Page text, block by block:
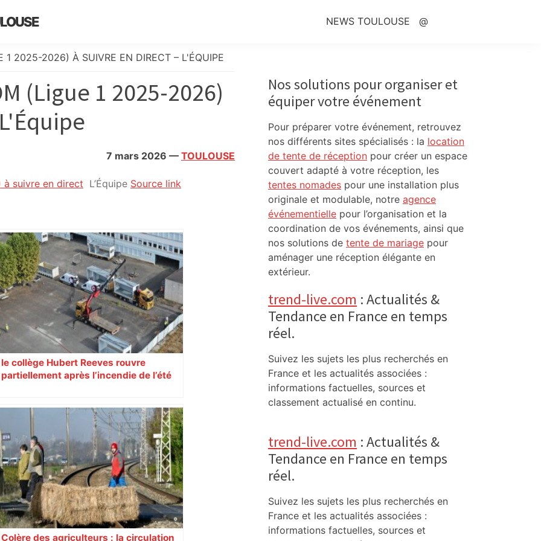
NEWS TOULOUSE @
1 2025-2026) À SUIVRE EN DIRECT – L'ÉQUIPE
(Ligue 1 2025-2026)
7 mars 2026 — TOULOUSE
à suivre en direct L’Équipe Source link
le collège Hubert Reeves rouvre
partiellement après l’incendie de l’été
Colère des agriculteurs : la circulation
Sidebar
Nos solutions pour organiser et
équiper votre événement
Pour préparer votre événement, retrouvez
nos différents sites spécialisés : la location
de tente de réception pour créer un espace
couvert adapté à votre réception, les
tentes nomades pour une installation plus
originale et modulable, notre agence
événementielle pour l’organisation et la
coordination de vos événements, ainsi que
nos solutions de tente de mariage pour
aménager une réception élégante en
extérieur.
trend-live.com : Actualités &
Tendance en France en temps
réel.
Suivez les sujets les plus recherchés en
France et les actualités associées :
informations factuelles, sources et
classement actualisé en continu.
trend-live.com : Actualités &
Tendance en France en temps
réel.
Suivez les sujets les plus recherchés en
France et les actualités associées :
informations factuelles, sources et